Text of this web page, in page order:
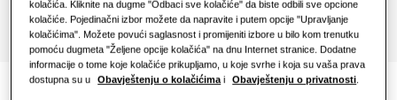
kolačića. Kliknite na dugme "Odbaci sve kolačiće" da biste odbili sve opcione
kolačiće. Pojedinačni izbor možete da napravite i putem opcije "Upravljanje
kolačićima". Možete povući saglasnost i promijeniti izbore u bilo kom trenutku
pomoću dugmeta "Željene opcije kolačića" na dnu Internet stranice. Dodatne
informacije o tome koje kolačiće prikupljamo, u koje svrhe i koja su vaša prava
dostupna su u
Obavještenju o kolačićima i Obavještenju o privatnosti.